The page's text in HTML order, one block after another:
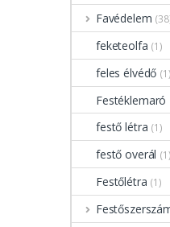
Favédelem
feketeolfa (1)
feles élvédő (1)
Festéklemaró
festő létra (1)
festő overál (1)
Festőlétra (1)